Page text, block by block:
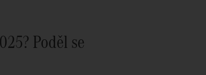
Poděl se